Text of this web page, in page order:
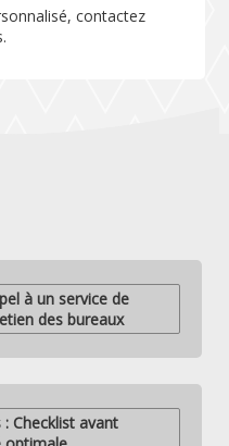
contactez
à un service de
des bureaux
Checklist avant